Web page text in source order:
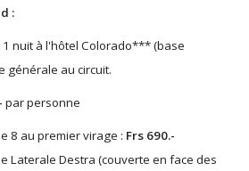
:
nuit à l'hôtel Colorado*** (base
générale au circuit.
par personne
8 au premier virage : Frs 690.-
Laterale Destra (couverte en face des